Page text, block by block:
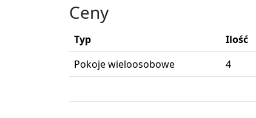
Ceny
Typ Ilość
Pokoje wieloosobowe
4